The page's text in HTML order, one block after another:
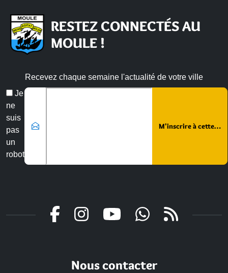
RESTEZ CONNECTÉS AU
MOULE !
Recevez chaque semaine l'actualité de votre ville
Je
ne
suis
pas
un
robot
Veuillez laisser ce champ vide :
Email
Nous contacter